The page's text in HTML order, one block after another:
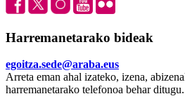
Harremanetarako bideak
egoitza.sede@araba.eus
Arreta eman ahal izateko, izena,
harremanetarako telefonoa behar ditugu.